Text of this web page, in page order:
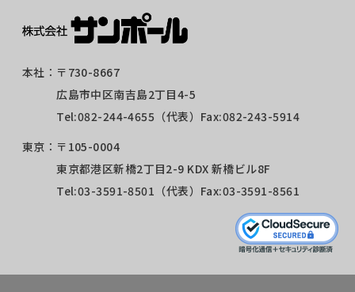
本社： 〒730-8667
広島市中区南吉島2丁目4-5
Tel:082-244-4655 （代表）Fax:082-243-5914
東京： 〒105-0004
東京都港区新橋2丁目2-9 KDX 新橋ビル8F
Tel:03-3591-8501 （代表）Fax:03-3591-8561